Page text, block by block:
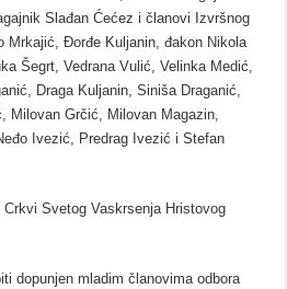
Slađan Ćećez i članovi Izvršnog
Mrkajić, Đorđe Kuljanin, đakon Nikola
Šegrt, Vedrana Vulić, Velinka Medić,
Draga Kuljanin, Siniša Draganić,
Milovan Grčić, Milovan Magazin,
Ivezić, Predrag Ivezić i Stefan
Svetog Vaskrsenja Hristovog
dopunjen mladim članovima odbora